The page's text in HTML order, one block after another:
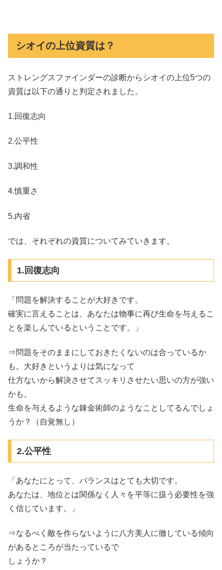
シオイの上位資質は？
ストレングスファインダーの診断からシオイの上位5つの
資質は以下の通りと判定されました。
1.回復志向
2.公平性
3.調和性
4.慎重さ
5.内省
では、それぞれの資質についてみていきます。
1.回復志向
「問題を解決することが大好きです。
確実に言えることは、あなたは物事に再び生命を与えるこ
とを楽しんでいるということです。」
⇒問題をそのままにしておきたくないのは合っているか
も。大好きというよりは気になって
仕方ないから解決させてスッキリさせたい思いの方が強い
かも。
生命を与えるような錬金術師のようなことしてるんでしょ
うか？（自覚無し）
2.公平性
「あなたにとって、バランスはとても大切です。
あなたは、地位とは関係なく人々を平等に扱う必要性を強
く信じています。」
⇒なるべく敵を作らないように八方美人に徹している傾向
があるところが当たっているで
しょうか？